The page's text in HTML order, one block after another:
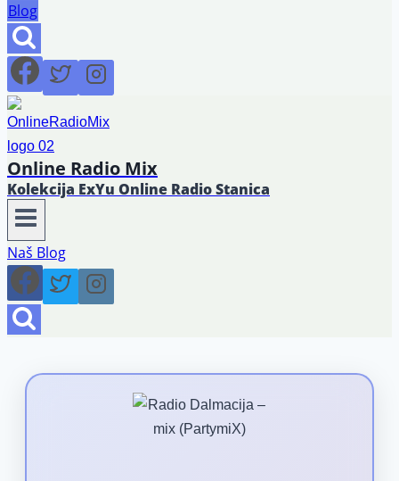
Blog
Online Radio Mix
Kolekcija ExYu Online Radio Stanica
Naš Blog